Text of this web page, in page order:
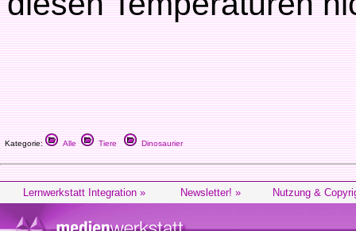
Kategorie: Alle Tiere Dinosaurier
Lernwerkstatt Integration » Newsletter! » Nutzung &